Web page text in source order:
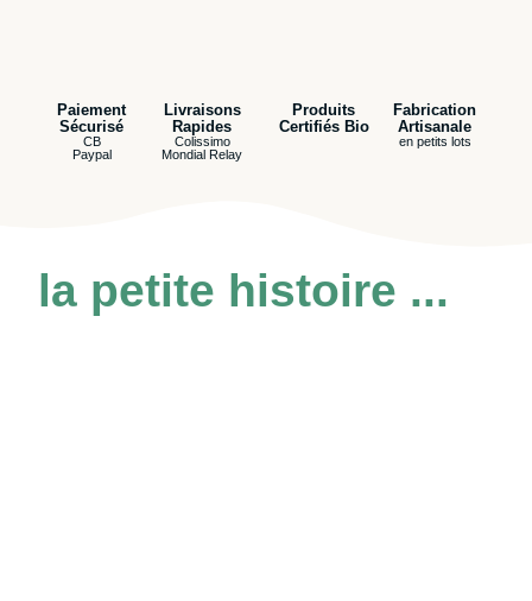
Paiement
Sécurisé
CB
Paypal
Livraisons
Rapides
Colissimo
Mondial Relay
Produits
Certifiés Bio
Fabrication
Artisanale
en petits lots
la petite histoire ...